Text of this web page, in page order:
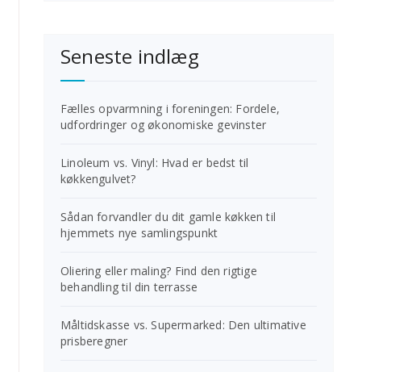
Seneste indlæg
Fælles opvarmning i foreningen: Fordele,
udfordringer og økonomiske gevinster
Linoleum vs. Vinyl: Hvad er bedst til
køkkengulvet?
Sådan forvandler du dit gamle køkken til
hjemmets nye samlingspunkt
Oliering eller maling? Find den rigtige
behandling til din terrasse
Måltidskasse vs. Supermarked: Den ultimative
prisberegner